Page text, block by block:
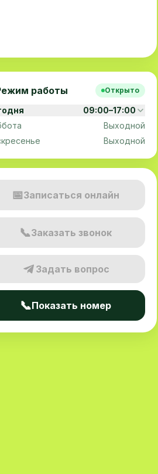
работы Открыто
09:00–17:00
Выходной
Выходной
📅Записаться онлайн
📞Заказать звонок
Задать вопрос
📞Показать номер